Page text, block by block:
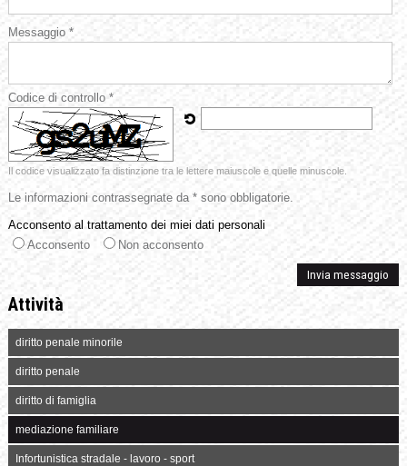
Messaggio *
Codice di controllo *
Il codice visualizzato fa distinzione tra le lettere maiuscole e quelle minuscole.
Le informazioni contrassegnate da * sono obbligatorie.
Acconsento al trattamento dei miei dati personali
Acconsento
Non acconsento
Attività
diritto penale minorile
diritto penale
diritto di famiglia
mediazione familiare
Infortunistica stradale - lavoro - sport